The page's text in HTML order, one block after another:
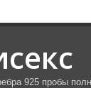
925 пробы